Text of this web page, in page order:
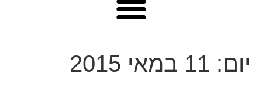
יום: 11 במאי 2015